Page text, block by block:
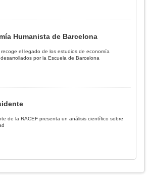
Humanista de Barcelona
recoge el legado de los estudios de economía
por la Escuela de Barcelona
de la RACEF presenta un análisis científico sobre